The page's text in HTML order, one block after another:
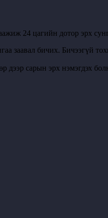
24 цагийн дотор эрх
заавал бичих. Бичээгүй
дээр сарын эрх нэмэгдэх